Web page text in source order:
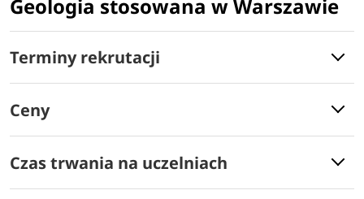
Geologia stosowana w Warszawie
Terminy rekrutacji
Ceny
Czas trwania na uczelniach